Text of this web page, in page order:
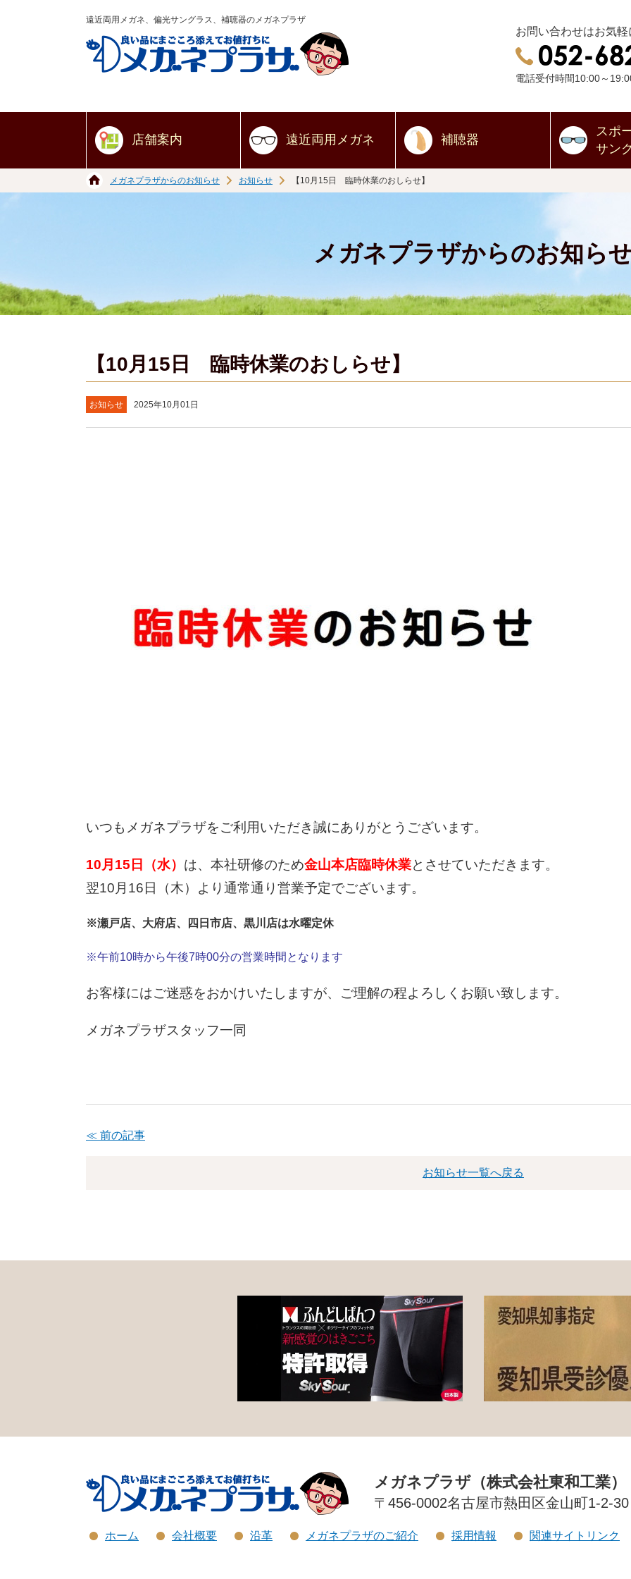
遠近両用メガネ、偏光サングラス、補聴器のメガネプラザ
お問い合わせはお気軽
電話受付時間10:00～
店舗案内 遠近両用 メガネ 補聴器
スポ
サン
メガネプラザからのお知らせ お知らせ 【10月15日 臨時休業のおしらせ】
メガネプラザからのお知ら
【10月15日 臨時休業のおしらせ】
お知らせ 2025年10月01日
いつもメガネプラザをご利用いただき誠にありがとうございます。
10月15 日（水） は、本社研修のため金山本店臨時休業とさせていただきます。
翌10月16日（木）より通常通り営業予定でございます。
※瀬戸店、大府店、四日市店、黒川店は水曜定休
※午前10時から午後7時00分の営業時間となります
お客様にはご迷惑をおかけいたしますが、ご理解の程よろしくお願い致します。
メガネプラザスタッフ一同
≪ 前の記事
お知らせ一覧へ戻る
メガネプラザ（株式会社東和工業）
〒456-0002名古屋市熱田区金山町1-2-30
ホーム 会社概要 沿革 メガネプラザのご紹介 採用情報 関連サイトリンク